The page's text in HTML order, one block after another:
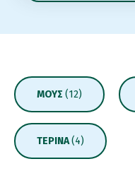
ΜΟΥΣ (12)
ΤΕΡΊΝΑ(4)